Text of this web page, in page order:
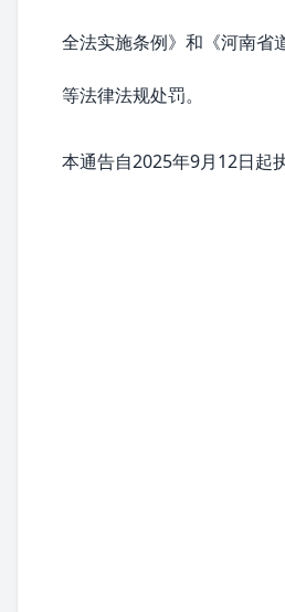
全法实施条例》和《河南省
等法律法规处罚。
本通告自2025年9月12日起执